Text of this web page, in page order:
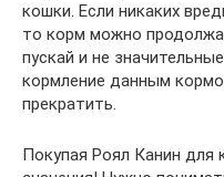
кошки. Если никаких
то корм можно
пускай и не
кормление данным
прекратить.
Покупая Роял Канин для